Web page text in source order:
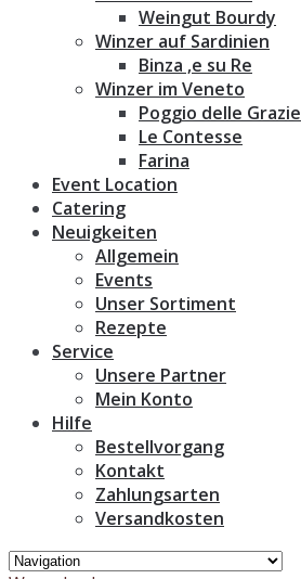
Weingut Bourdy
Winzer auf Sardinien
Binza ‚e su Re
Winzer im Veneto
Poggio delle Grazie
Le Contesse
Farina
Event Location
Catering
Neuigkeiten
Allgemein
Events
Unser Sortiment
Rezepte
Service
Unsere Partner
Mein Konto
Hilfe
Bestellvorgang
Kontakt
Zahlungsarten
Versandkosten